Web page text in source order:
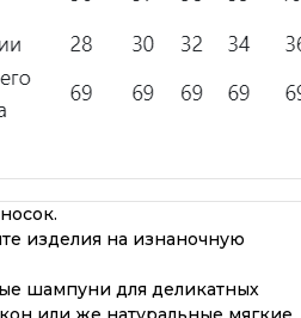
изделия на изнаночную
шампуни для деликатных